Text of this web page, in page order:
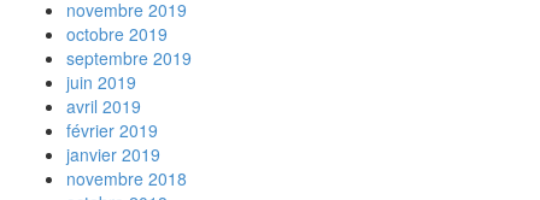
novembre 2019
octobre 2019
septembre 2019
juin 2019
avril 2019
février 2019
janvier 2019
novembre 2018